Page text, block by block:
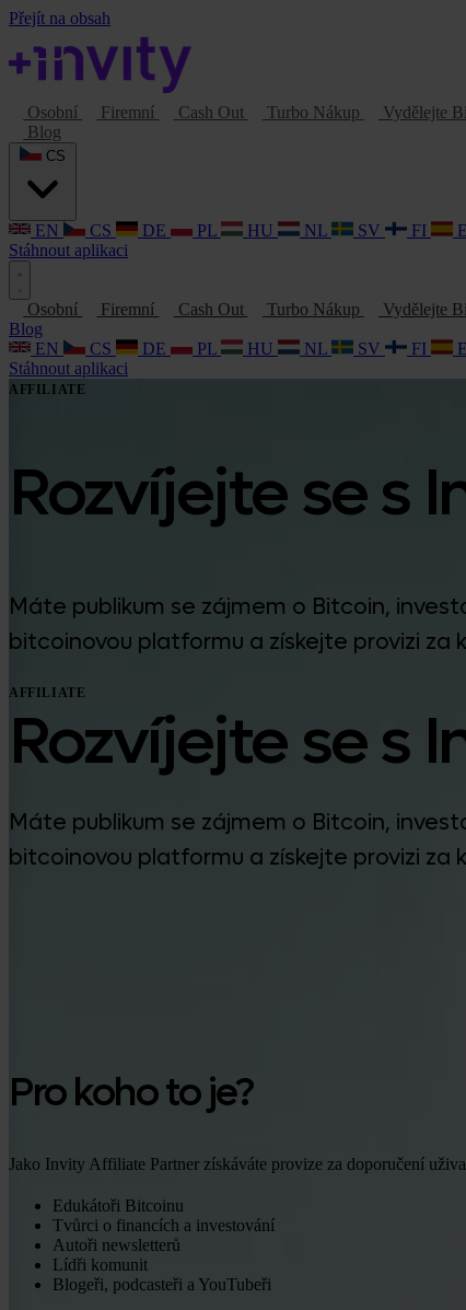
Přejít na obsah
Osobní Firemní Cash Out Turbo Nákup Vydělejte
Blog
EN CS DE PL HU NL SV FI
Stáhnout aplikaci
Osobní Firemní Cash Out Turbo Nákup Vydělejte
Blog
EN
CS DE PL HU NL SV FI
Stáhnout aplikaci
AFFILIATE
Rozvíjejte se s
Máte publikum se zájmem o Bitcoin,
bitcoinovou platformu a získejte provizi za
AFFILIATE
Rozvíjejte se s
Máte publikum se zájmem o Bitcoin,
bitcoinovou platformu a získejte provizi za
Pro koho to je?
Jako Invity Affiliate Partner získáváte provize za doporučení
Edukátoři Bitcoinu
Tvůrci o financích a investování
Autoři newsletterů
Lídři komunit
Blogeři, podcasteři a YouTubeři